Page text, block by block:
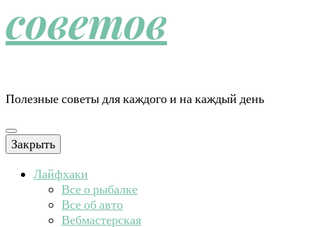
советов
Полезные советы для каждого и на каждый день
Закрыть
Лайфхаки
Все о рыбалке
Все об авто
Вебмастерская